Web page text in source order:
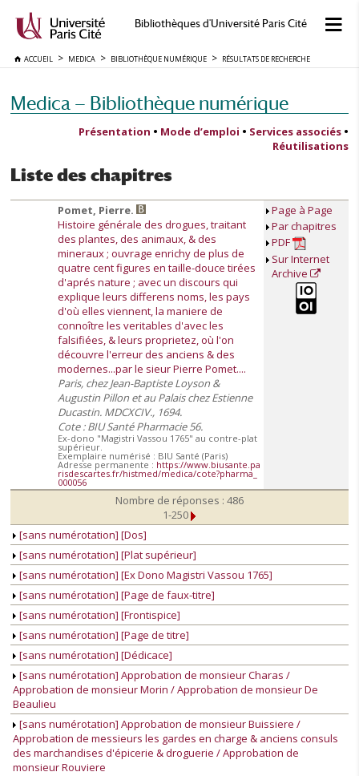
Bibliothèques d'Université Paris Cité
ACCUEIL MEDICA BIBLIOTHÈQUE NUMÉRIQUE RÉSULTATS DE RECHERCHE
Medica — Bibliothèque numérique
Présentation • Mode d’emploi • Services associés •
Réutilisations
Liste des chapitres
Pomet, Pierre.
Histoire générale des drogues, traitant
des plantes, des animaux, & des
mineraux ; ouvrage enrichy de plus de
quatre cent figures en taille-douce tirées
d'aprés nature ; avec un discours qui
explique leurs differens noms, les pays
d'où elles viennent, la maniere de
connoître les veritables d'avec les
falsifiées, & leurs proprietez, où l'on
découvre l'erreur des anciens & des
modernes...par le sieur Pierre Pomet....
Paris, chez Jean-Baptiste Loyson &
Augustin Pillon et au Palais chez Estienne
Ducastin. MDCXCIV., 1694.
Cote : BIU Santé Pharmacie 56.
Ex-dono "Magistri Vassou 1765" au contre-plat
supérieur.
Exemplaire numérisé : BIU Santé (Paris)
Adresse permanente : https://www.biusante.pa
risdescartes.fr/histmed/medica/cote?pharma_
000056
Page à Page
Par chapitres
PDF
Sur Internet
Archive
Nombre de réponses : 486
1-250
[sans numérotation] [Dos]
[sans numérotation] [Plat supérieur]
[sans numérotation] [Ex Dono Magistri Vassou 1765]
[sans numérotation] [Page de faux-titre]
[sans numérotation] [Frontispice]
[sans numérotation] [Page de titre]
[sans numérotation] [Dédicace]
[sans numérotation] Approbation de monsieur Charas /
Approbation de monsieur Morin / Approbation de monsieur De
Beaulieu
[sans numérotation] Approbation de monsieur Buissiere /
Approbation de messieurs les gardes en charge & anciens consuls
des marchandises d'épicerie & droguerie / Approbation de
monsieur Rouviere